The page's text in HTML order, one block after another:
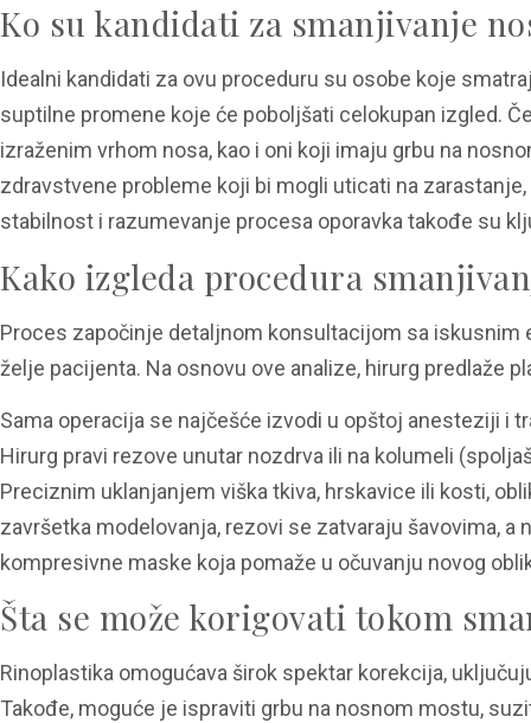
Ko su kandidati za smanjivanje
Idealni kandidati za ovu proceduru su osobe koje
suptilne promene koje će poboljšati celokupan izgled.
izraženim vrhom nosa, kao i oni koji imaju grbu na
zdravstvene probleme koji bi mogli uticati na
stabilnost i razumevanje procesa oporavka takođe su
Kako izgleda procedura
Proces započinje detaljnom konsultacijom sa
želje pacijenta. Na osnovu ove analize, hirurg predlaže
Sama operacija se najčešće izvodi u opštoj anesteziji i
Hirurg pravi rezove unutar nozdrva ili na kolumeli
Preciznim uklanjanjem viška tkiva, hrskavice ili kosti,
završetka modelovanja, rezovi se zatvaraju šavovima,
kompresivne maske koja pomaže u očuvanju novog
Šta se može korigovati tokom
Rinoplastika omogućava širok spektar korekcija,
Takođe, moguće je ispraviti grbu na nosnom mostu,